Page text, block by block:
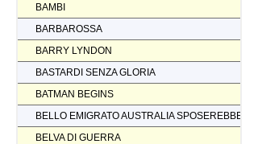
BAMBI
BARBAROSSA
BARRY LYNDON
BASTARDI SENZA GLORIA
BATMAN BEGINS
BELLO EMIGRATO AUSTRALIA SPOSEREBBE
BELVA DI GUERRA